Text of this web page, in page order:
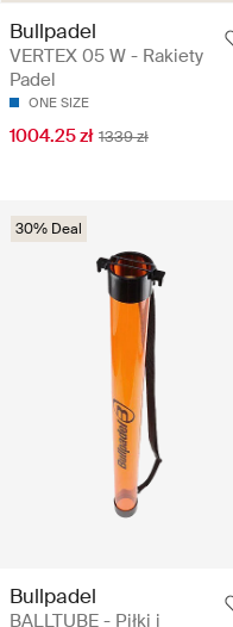
Bullpadel
VERTEX 05 W - Rakiety
Padel
ONE SIZE
1004.25 zł 1339 zł
30% Deal
Bullpadel
BALLTUBE - Piłki i